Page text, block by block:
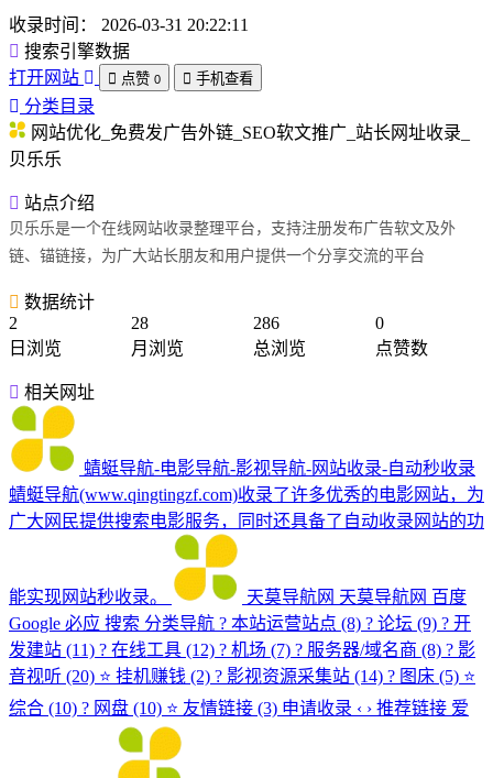
收录时间：
2026-03-31 20:22:11
搜索引擎数据
打开网站
点赞 0 手机查看
分类目录
网站优化_免费发广告外链_SEO软文推广_站长网址收录_
贝乐乐
站点介绍
贝乐乐是一个在线网站收录整理平台，支持注册发布广告软文及外
链、锚链接，为广大站长朋友和用户提供一个分享交流的平台
数据统计
2
日浏览
28
月浏览
286
总浏览
0
点赞数
相关网址
蜻蜓导航-电影导航-影视导航-网站收录-自动秒收录
蜻蜓导航(www.qingtingzf.com)收录了许多优秀的电影网站，为
广大网民提供搜索电影服务，同时还具备了自动收录网站的功
能实现网站秒收录。 天莫导航网 天莫导航网 百度
Google 必应 搜索 分类导航 ? 本站运营站点 (8) ? 论坛 (9) ? 开
发建站 (11) ?️ 在线工具 (12) ? 机场 (7) ?️ 服务器/域名商 (8) ? 影
音视听 (20) ⭐ 挂机赚钱 (2) ? 影视资源采集站 (14) ? 图床 (5) ⭐
综合 (10) ? 网盘 (10) ⭐ 友情链接 (3) 申请收录 ‹ › 推荐链接 爱